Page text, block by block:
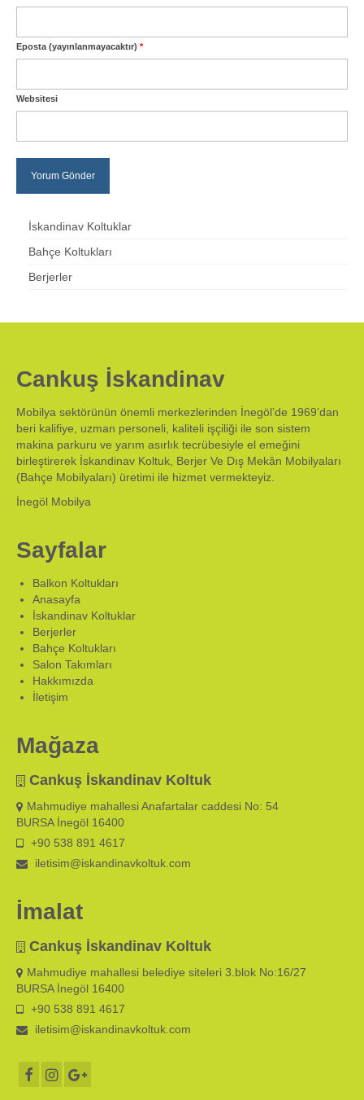
Eposta (yayınlanmayacaktır) *
Websitesi
İskandinav Koltuklar
Bahçe Koltukları
Berjerler
Cankuş İskandinav
Mobilya sektörünün önemli merkezlerinden İnegöl’de 1969’dan
beri kalifiye, uzman personeli, kaliteli işçiliği ile son sistem
makina parkuru ve yarım asırlık tecrübesiyle el emeğini
birleştirerek İskandinav Koltuk, Berjer Ve Dış Mekân Mobilyaları
(Bahçe Mobilyaları) üretimi ile hizmet vermekteyiz.
İnegöl Mobilya
Sayfalar
Balkon Koltukları
Anasayfa
İskandinav Koltuklar
Berjerler
Bahçe Koltukları
Salon Takımları
Hakkımızda
İletişim
Mağaza
Cankuş İskandinav Koltuk
Mahmudiye mahallesi Anafartalar caddesi No: 54
BURSA İnegöl 16400
+90 538 891 4617
iletisim@iskandinavkoltuk.com
İmalat
Cankuş İskandinav Koltuk
Mahmudiye mahallesi belediye siteleri 3.blok No:16/27
BURSA İnegöl 16400
+90 538 891 4617
iletisim@iskandinavkoltuk.com